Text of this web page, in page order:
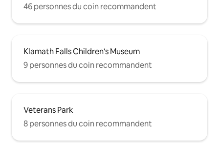
46 personnes du coin recommandent
Klamath Falls Children's Museum
9 personnes du coin recommandent
Veterans Park
8 personnes du coin recommandent